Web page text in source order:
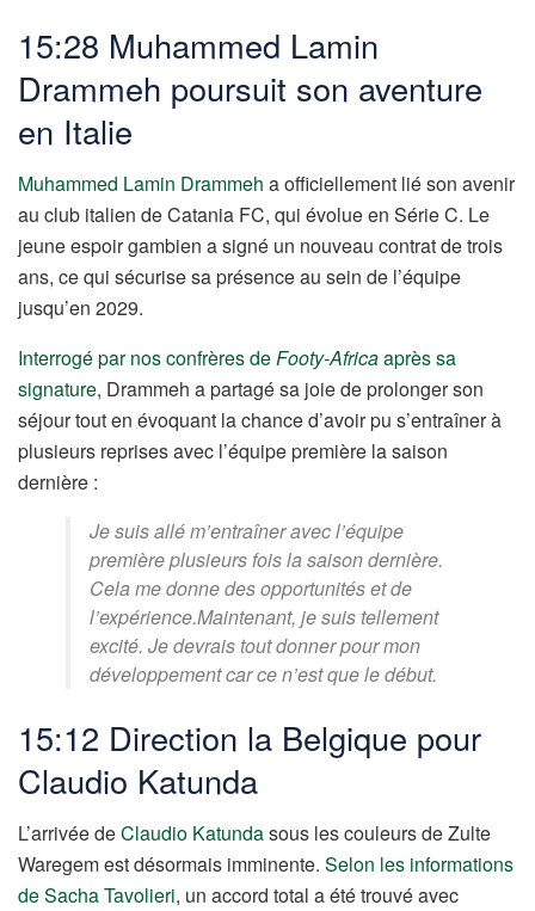
15:28 Muhammed Lamin
Drammeh poursuit son aventure
en Italie
Muhammed Lamin Drammeh a officiellement lié son avenir
au club italien de Catania FC, qui évolue en Série C. Le
jeune espoir gambien a signé un nouveau contrat de trois
ans, ce qui sécurise sa présence au sein de l’équipe
jusqu’en 2029.
Interrogé par nos confrères deFooty-Africaaprès sa
signature, Drammeh a partagé sa joie de prolonger son
séjour tout en évoquant la chance d’avoir pu s’entraîner à
plusieurs reprises avec l’équipe première la saison
dernière :
Je suis allé m’entraîner avec l’équipe
première plusieurs fois la saison dernière.
Cela me donne des opportunités et de
l’expérience.Maintenant, je suis tellement
excité. Je devrais tout donner pour mon
développement car ce n’est que le début.
15:12 Direction la Belgique pour
Claudio Katunda
L’arrivée deClaudio Katundasous les couleurs de Zulte
Waregem est désormais imminente. Selon les informations
de Sacha Tavolieri, un accord total a été trouvé avec